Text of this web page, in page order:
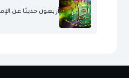
أربعون حديثا عن